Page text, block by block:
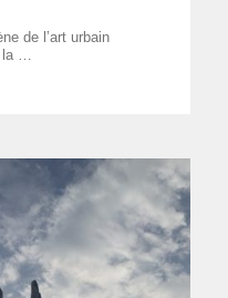
de l’art urbain
…